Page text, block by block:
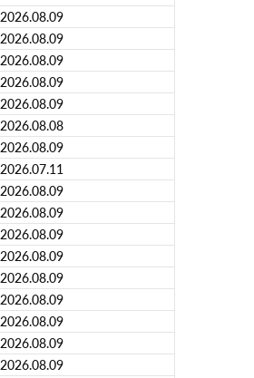
2026.08.09
2026.08.09
2026.08.09
2026.08.09
2026.08.09
2026.08.08
2026.08.09
2026.07.11
2026.08.09
2026.08.09
2026.08.09
2026.08.09
2026.08.09
2026.08.09
2026.08.09
2026.08.09
2026.08.09